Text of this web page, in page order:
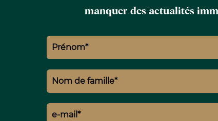
manquer des actualités
à sa hauteur et à son orientation, il bénéficie
tout au long de la journée.
: avec deux chambres, une cuisine et une salle
d'aménagement pour maximiser l'espace et
avec un grand potentiel de redistribution. Et
prêtes à être adaptées à un design moderne.
: Idéal pour une rénovation et une
possibilités d'augmenter sa valeur. Parfait